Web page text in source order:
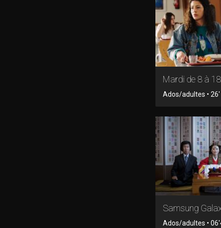
Mardi de 8 à 18
Ados/adultes • 26'
Samsung
Ados/adultes •